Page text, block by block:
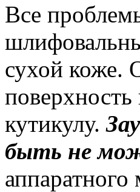
Все
сухой коже.
кутикулу.
быть не